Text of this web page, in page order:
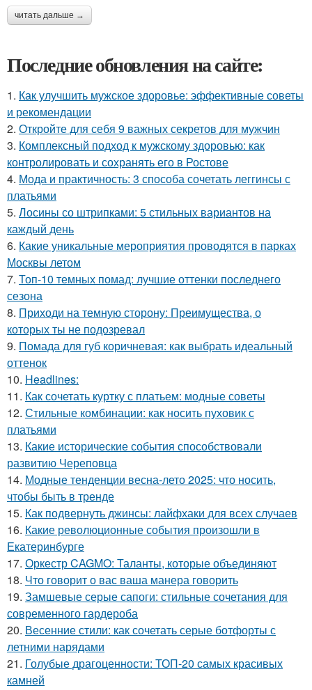
читать дальше →
Последние обновления на сайте:
1. Как улучшить мужское здоровье: эффективные советы
и рекомендации
2. Откройте для себя 9 важных секретов для мужчин
3. Комплексный подход к мужскому здоровью: как
контролировать и сохранять его в Ростове
4. Мода и практичность: 3 способа сочетать леггинсы с
платьями
5. Лосины со штрипками: 5 стильных вариантов на
каждый день
6. Какие уникальные мероприятия проводятся в парках
Москвы летом
7. Топ-10 темных помад: лучшие оттенки последнего
сезона
8. Приходи на темную сторону: Преимущества, о
которых ты не подозревал
9. Помада для губ коричневая: как выбрать идеальный
оттенок
10. Headlines:
11. Как сочетать куртку с платьем: модные советы
12. Стильные комбинации: как носить пуховик с
платьями
13. Какие исторические события способствовали
развитию Череповца
14. Модные тенденции весна-лето 2025: что носить,
чтобы быть в тренде
15. Как подвернуть джинсы: лайфхаки для всех случаев
16. Какие революционные события произошли в
Екатеринбурге
17. Оркестр CAGMO: Таланты, которые объединяют
18. Что говорит о вас ваша манера говорить
19. Замшевые серые сапоги: стильные сочетания для
современного гардероба
20. Весенние стили: как сочетать серые ботфорты с
летними нарядами
21. Голубые драгоценности: ТОП-20 самых красивых
камней